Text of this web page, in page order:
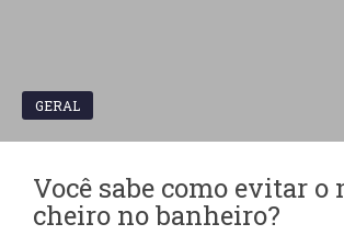
GERAL
Você sabe como evitar o
cheiro no banheiro?